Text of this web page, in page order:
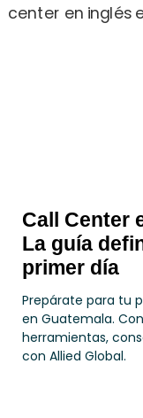
Call Center
La guía
primer día
Prepárate para tu
en Guatemala.
herramientas,
con Allied Global.